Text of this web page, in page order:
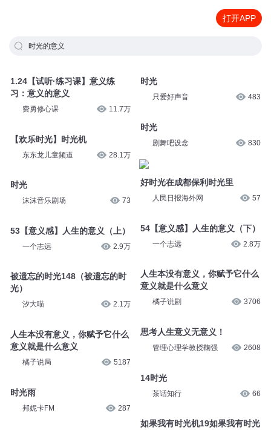
打开APP
时光的意义
1.24【试听·练习课】意义练
习：意义的意义
费勇修心课 11.7万
【欢乐时光】时光机
东东龙儿童频道 28.1万
时光
沫沫音乐剧场 73
53【意义感】人生的意义（上）
一个志远 2.9万
被遗忘的时光148（被遗忘的时
光）
汐大喵 2.1万
人生本没有意义，你赋予它什么
意义就是什么意义
橘子说局 5187
时光雨
邦妮卡FM 287
时光
只爱好声音 483
时光
剧舞吧设念 830
好时光在成都保利时光里
人民日报海外网 57
54【意义感】人生的意义（下）
一个志远 2.8万
人生本没有意义，你赋予它什么
意义就是什么意义
橘子说剧 3706
思考人生意义无意义！
管理心理学教授鞠强 2608
14时光
茶话知行 66
如果我有时光机19如果我有时光